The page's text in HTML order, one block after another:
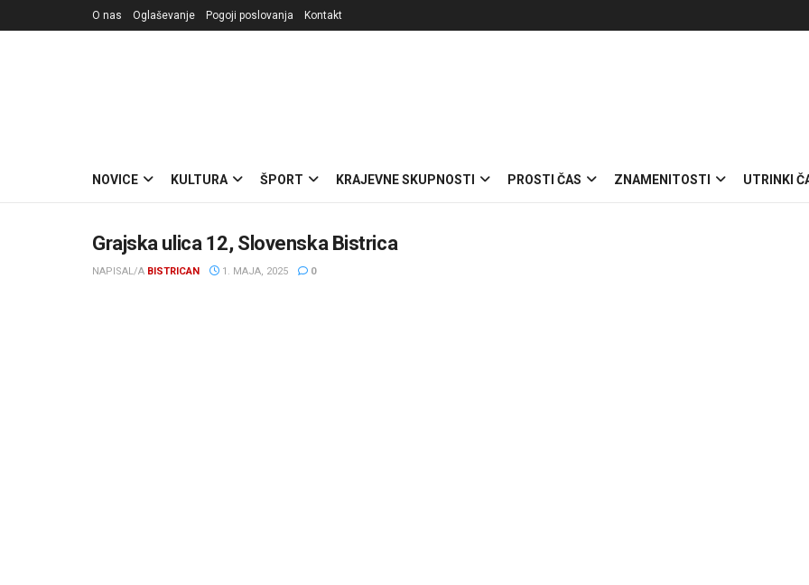
O nas Oglaševanje Pogoji poslovanja Kontakt
NOVICE KULTURA ŠPORT KRAJEVNE SKUPNOSTI PROSTI ČAS ZNAMENITOSTI UTRINKI
Grajska ulica 12, Slovenska Bistrica
NAPISAL/A BISTRICAN 1. MAJA, 2025 0